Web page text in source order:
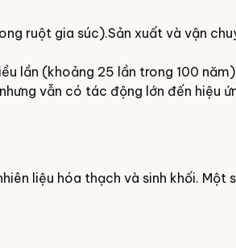
ruột gia súc).Sản xuất và vận
lần (khoảng 25 lần trong 100
vẫn có tác động lớn đến hiệu
liệu hóa thạch và sinh khối. Một